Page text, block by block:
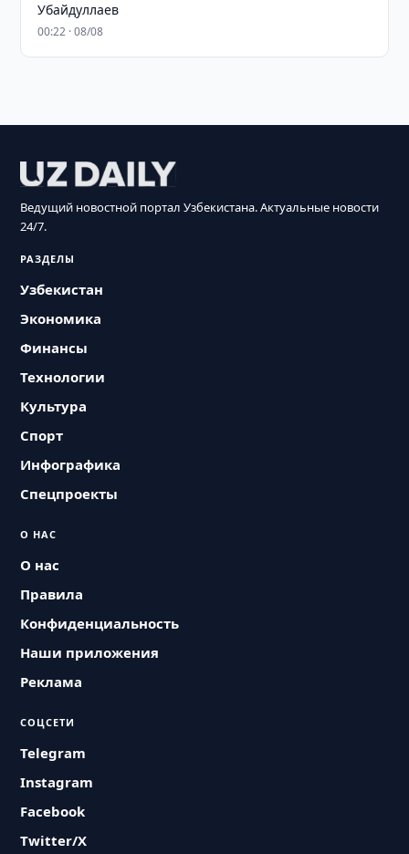
Убайдуллаев
00:22 · 08/08
Ведущий новостной портал Узбекистана. Актуальные новости
24/7.
РАЗДЕЛЫ
Узбекистан
Экономика
Финансы
Технологии
Культура
Спорт
Инфографика
Спецпроекты
О НАС
О нас
Правила
Конфиденциальность
Наши приложения
Реклама
СОЦСЕТИ
Telegram
Instagram
Facebook
Twitter/X